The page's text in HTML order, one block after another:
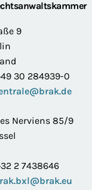
9
30 284939-0
Nerviens 85/9
2 7438646